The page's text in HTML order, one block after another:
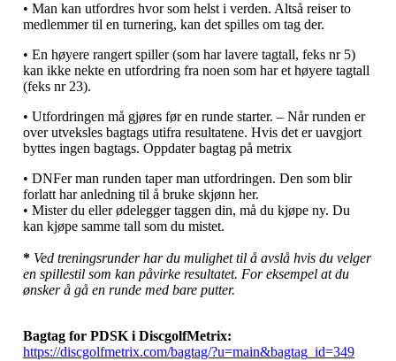
• Man kan utfordres hvor som helst i verden. Altså reiser to
medlemmer til en turnering, kan det spilles om tag der.
• En høyere rangert spiller (som har lavere tagtall, feks nr 5)
kan ikke nekte en utfordring fra noen som har et høyere tagtall
(feks nr 23).
• Utfordringen må gjøres før en runde starter. – Når runden er
over utveksles bagtags utifra resultatene. Hvis det er uavgjort
byttes ingen bagtags. Oppdater bagtag på metrix
• DNFer man runden taper man utfordringen. Den som blir
forlatt har anledning til å bruke skjønn her.
• Mister du eller ødelegger taggen din, må du kjøpe ny. Du
kan kjøpe samme tall som du mistet.
* Ved treningsrunder har du mulighet til å avslå hvis du velger
en spillestil som kan påvirke resultatet. For eksempel at du
ønsker å gå en runde med bare putter.
Bagtag for PDSK i DiscgolfMetrix:
https://discgolfmetrix.com/bagtag/?u=main&bagtag_id=349